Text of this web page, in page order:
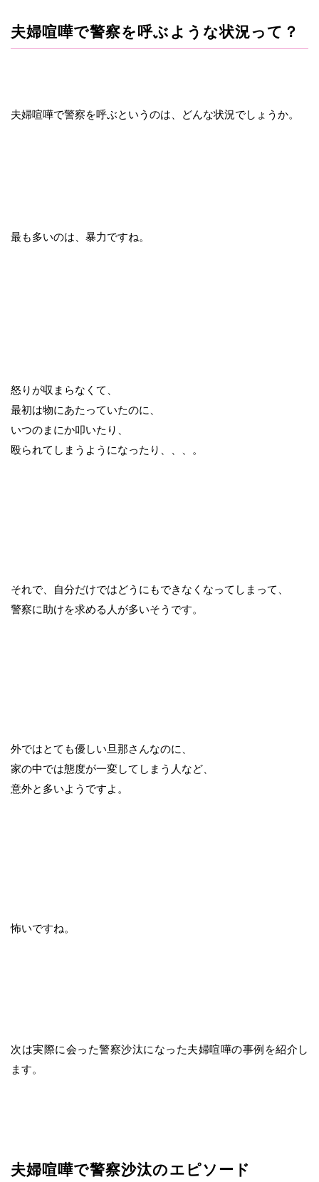
夫婦喧嘩で警察を呼ぶような状況って？
夫婦喧嘩で警察を呼ぶというのは、どんな状況でしょうか。
最も多いのは、暴力ですね。
怒りが収まらなくて、
最初は物にあたっていたのに、
いつのまにか叩いたり、
殴られてしまうようになったり、、、。
それで、自分だけではどうにもできなくなってしまって、
警察に助けを求める人が多いそうです。
外ではとても優しい旦那さんなのに、
家の中では態度が一変してしまう人など、
意外と多いようですよ。
怖いですね。
次は実際に会った警察沙汰になった夫婦喧嘩の事例を紹介し
ます。
夫婦喧嘩で警察沙汰のエピソード